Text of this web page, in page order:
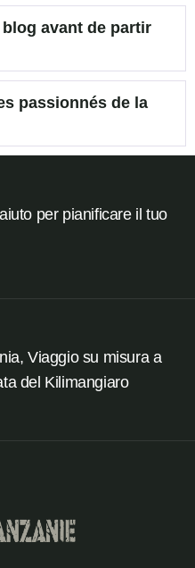
avant de partir
passionnés de la
per pianificare il tuo
Viaggio su misura a
del Kilimangiaro